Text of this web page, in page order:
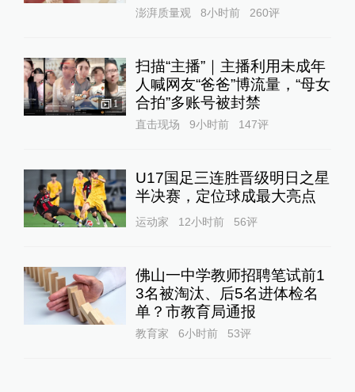
澎湃质量观 8小时前 260评
1
扫描“主播”｜主播利用未成年
人喊网友“爸爸”博流量，“母女
合拍”多账号被封禁
直击现场 9小时前 147评
U17国足三连胜晋级明日之星
半决赛，定位球成最大亮点
运动家 12小时前 56评
佛山一中学教师招聘笔试前1
3名被淘汰、后5名进体检名
单？市教育局通报
教育家 6小时前 53评